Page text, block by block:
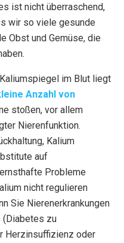
ist nicht überraschend,
wir so viele gesunde
Obst und Gemüse, die
im Blut liegt
Anzahl von
stoßen, vor allem
Nierenfunktion.
Kalium
auf
Probleme
nicht regulieren
Sie Nierenerkrankungen
(Diabetes zu
Herzinsuffizienz oder